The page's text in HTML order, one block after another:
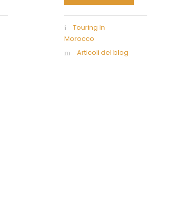
Touring In
Morocco
Articoli del blog